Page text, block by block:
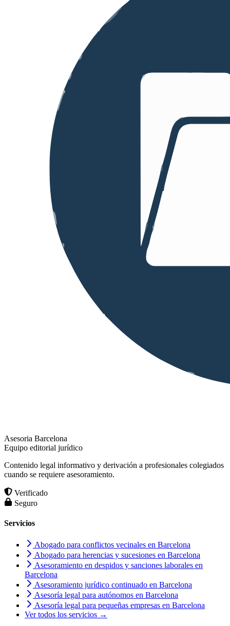
Asesoria Barcelona
Equipo editorial jurídico
Contenido legal informativo y derivación a profesionales colegiados
cuando se requiere asesoramiento.
Verificado
Seguro
Servicios
Abogado para conflictos vecinales en Barcelona
Abogado para herencias y sucesiones en Barcelona
Asesoramiento en despidos y sanciones laborales en
Barcelona
Asesoramiento jurídico continuado en Barcelona
Asesoría legal para autónomos en Barcelona
Asesoría legal para pequeñas empresas en Barcelona
Ver todos los servicios →